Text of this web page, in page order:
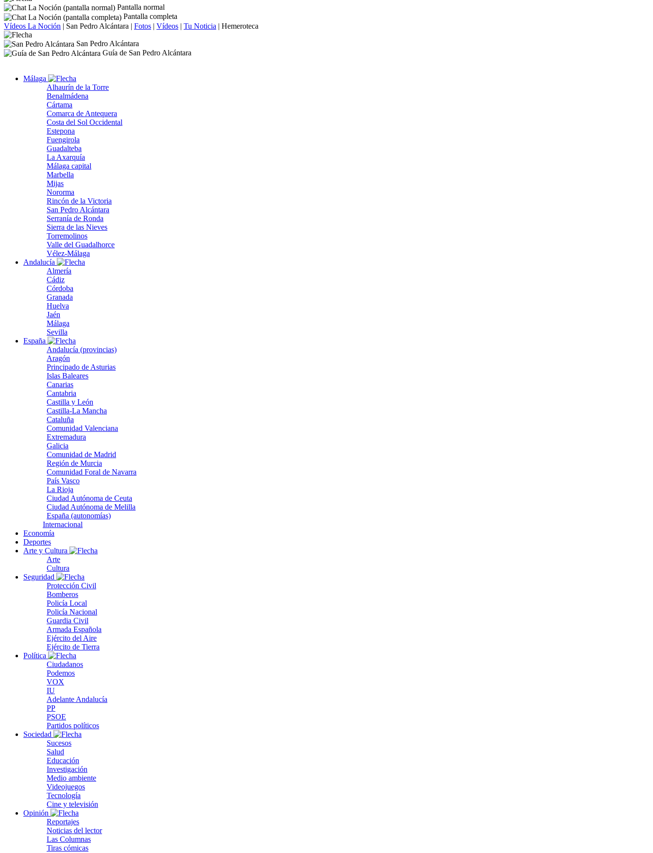
Pantalla normal
Pantalla completa
Vídeos La Noción | San Pedro Alcántara | Fotos | Vídeos | Tu Noticia | Hemeroteca
San Pedro Alcántara
Guía de San Pedro Alcántara
Málaga
Alhaurín de la Torre
Benalmádena
Cártama
Comarca de Antequera
Costa del Sol Occidental
Estepona
Fuengirola
Guadalteba
La Axarquía
Málaga capital
Marbella
Mijas
Nororma
Rincón de la Victoria
San Pedro Alcántara
Serranía de Ronda
Sierra de las Nieves
Torremolinos
Valle del Guadalhorce
Vélez-Málaga
Andalucía
Almería
Cádiz
Córdoba
Granada
Huelva
Jaén
Málaga
Sevilla
España
Andalucía (provincias)
Aragón
Principado de Asturias
Islas Baleares
Canarias
Cantabria
Castilla y León
Castilla-La Mancha
Cataluña
Comunidad Valenciana
Extremadura
Galicia
Comunidad de Madrid
Región de Murcia
Comunidad Foral de Navarra
País Vasco
La Rioja
Ciudad Autónoma de Ceuta
Ciudad Autónoma de Melilla
España (autonomías)
Internacional
Economía
Deportes
Arte y Cultura
Arte
Cultura
Seguridad
Protección Civil
Bomberos
Policía Local
Policía Nacional
Guardia Civil
Armada Española
Ejército del Aire
Ejército de Tierra
Política
Ciudadanos
Podemos
VOX
IU
Adelante Andalucía
PP
PSOE
Partidos políticos
Sociedad
Sucesos
Salud
Educación
Investigación
Medio ambiente
Videojuegos
Tecnología
Cine y televisión
Opinión
Reportajes
Noticias del lector
Las Columnas
Tiras cómicas